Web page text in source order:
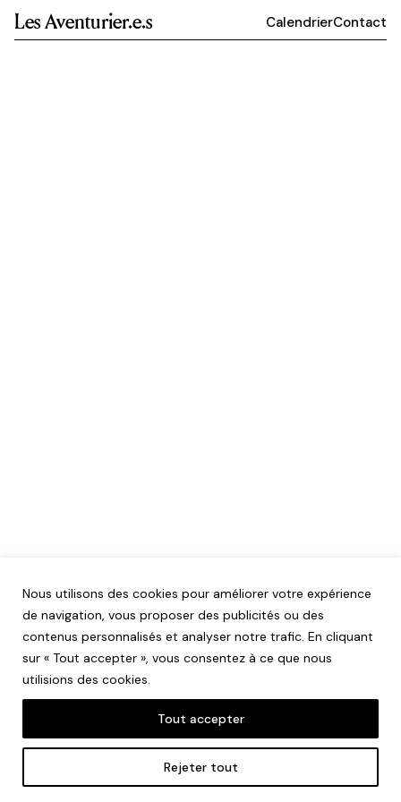
Nous utilisons des cookies pour améliorer votre expérience
de navigation, vous proposer des publicités ou des
contenus personnalisés et analyser notre trafic. En cliquant
sur « Tout accepter », vous consentez à ce que nous
utilisions des cookies.
Rejeter tout
Tout accepter
Les Aventurier.e.s CalendrierContact